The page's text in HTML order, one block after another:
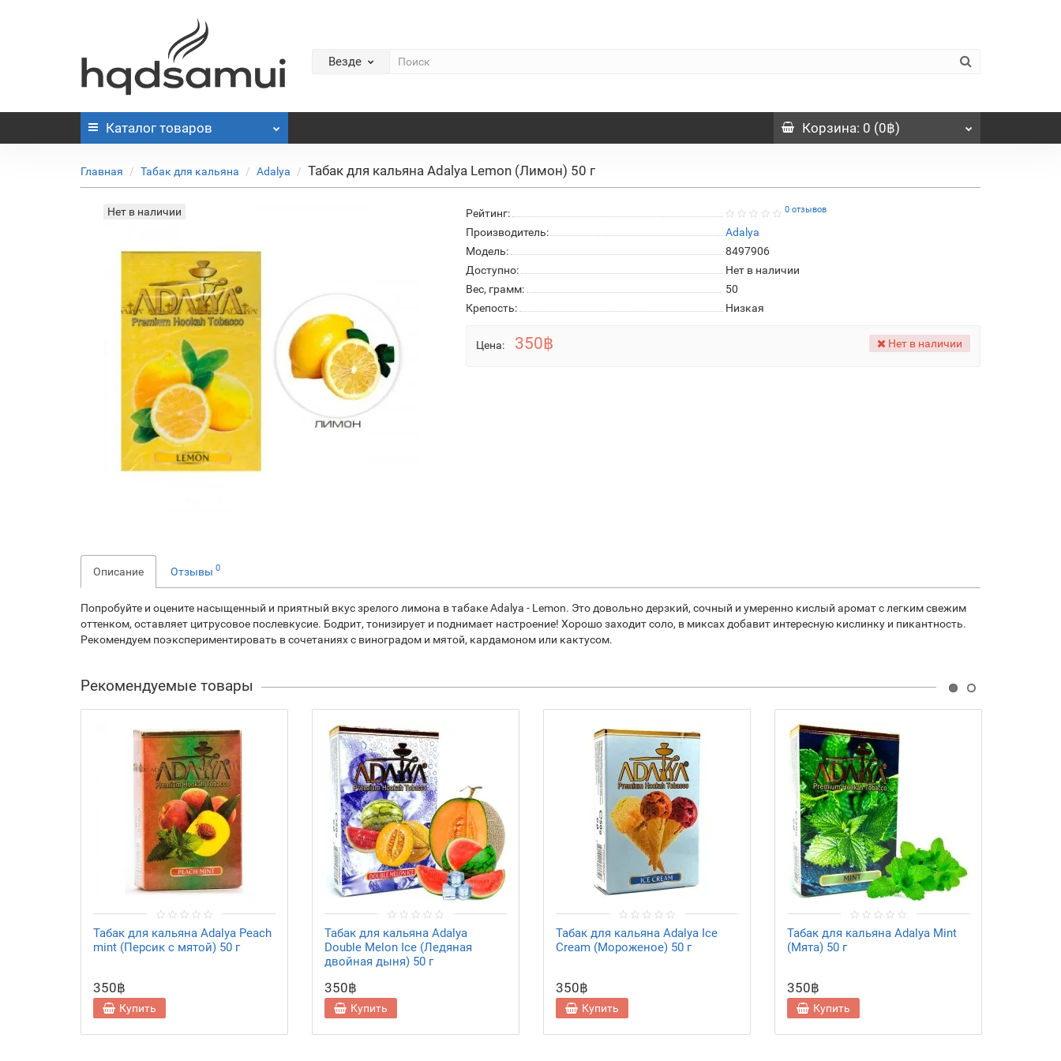
Везде
Каталог товаров Корзина: 0 (0฿)
Главная Табак для кальяна Adalya Табак для кальяна Adalya Lemon (Лимон) 50 г
Нет в наличии Рейтинг: 0 отзывов
Производитель:
Adalya
Модель:
8497906
Доступно:
Нет в наличии
Вес, грамм:
50
Крепость:
Низкая
Цена: 350฿ Нет в наличии
Описание Отзывы 0
Попробуйте и оцените насыщенный и приятный вкус зрелого лимона в табаке Adalya - Lemon. Это довольно дерзкий, сочный и умеренно кислый аромат с легким свежим
оттенком, оставляет цитрусовое послевкусие. Бодрит, тонизирует и поднимает настроение! Хорошо заходит соло, в миксах добавит интересную кислинку и пикантность.
Рекомендуем поэкспериментировать в сочетаниях с виноградом и мятой, кардамоном или кактусом.
Рекомендуемые товары
Табак для кальяна Adalya Peach
mint (Персик с мятой) 50 г
350฿
Купить
Табак для кальяна Adalya
Double Melon Ice (Ледяная
двойная дыня) 50 г
350฿
Купить
Табак для кальяна Adalya Ice
Cream (Мороженое) 50 г
350฿
Купить
Табак для кальяна Adalya Mint
(Мята) 50 г
350฿
Купить